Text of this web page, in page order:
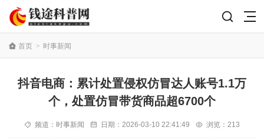
首页 > 时事新闻
抖音电商：累计处置侵权仿冒达人账号1.1万
个，处置仿冒带货商品超6700个
频道： 时事新闻 日期： 2026-03-10 22:41:49 浏览：213